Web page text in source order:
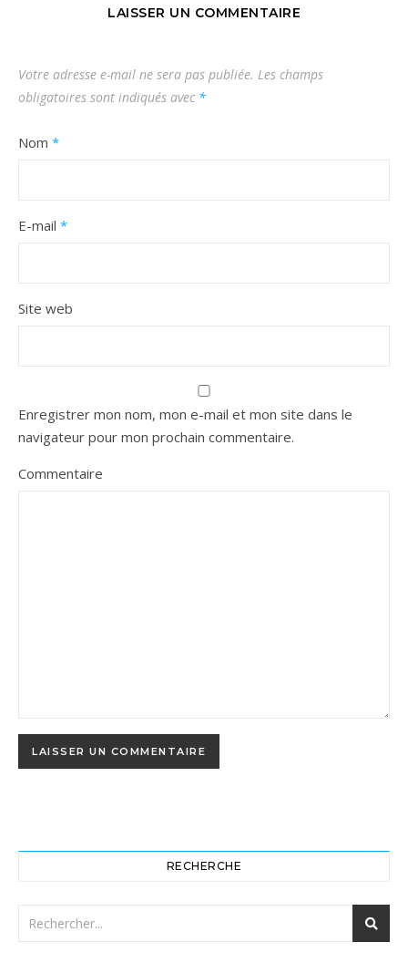
LAISSER UN COMMENTAIRE
Votre adresse e-mail ne sera pas publiée. Les champs
obligatoires sont indiqués avec *
Nom *
E-mail *
Site web
Enregistrer mon nom, mon e-mail et mon site dans le
navigateur pour mon prochain commentaire.
Commentaire
RECHERCHE